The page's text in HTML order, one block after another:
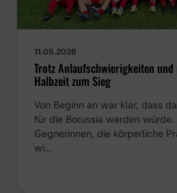
11.05.2026
Trotz Anlaufschwierigkeiten
Halbzeit zum Sieg
Von Beginn an war klar, dass
für die Borussia werden
Gegnerinnen, die körperliche
wi…